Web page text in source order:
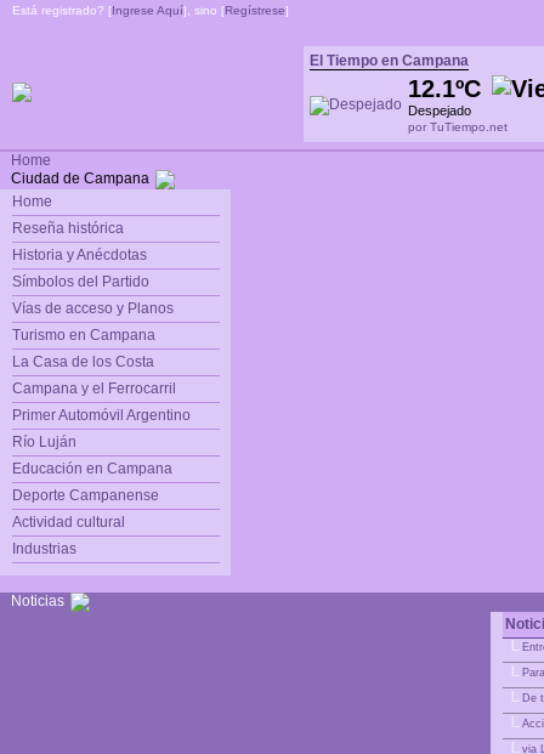
Está registrado? [Ingrese Aquí], sino [Regístrese]
El Tiempo en Campana
12.1ºC
Despejado
por TuTiempo.net
Home
Ciudad de Campana
Home
Reseña histórica
Historia y Anécdotas
Símbolos del Partido
Vías de acceso y Planos
Turismo en Campana
La Casa de los Costa
Campana y el Ferrocarril
Primer Automóvil Argentino
Río Luján
Educación en Campana
Deporte Campanense
Actividad cultural
Industrias
Noticias
De
via